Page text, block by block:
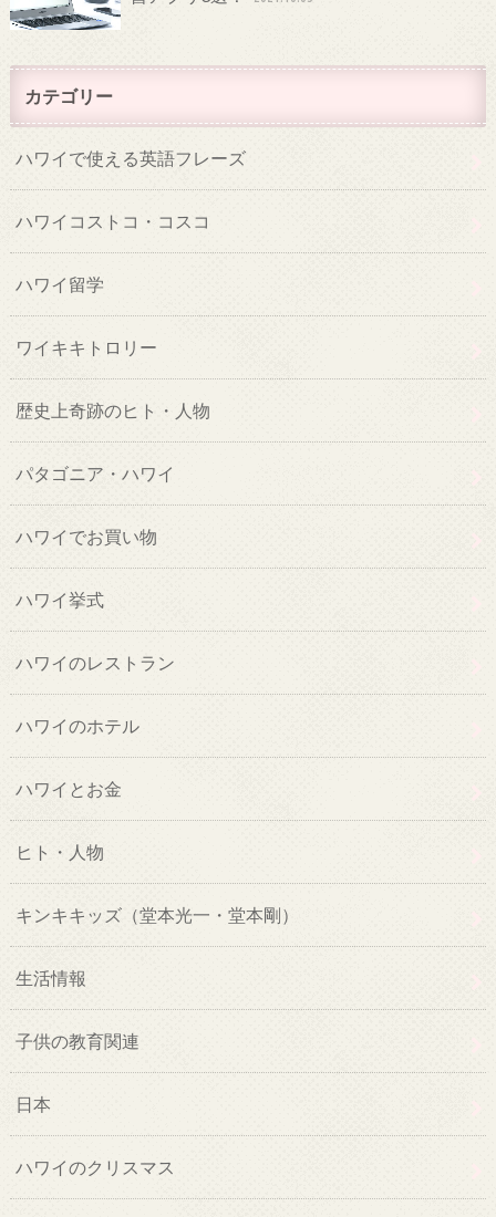
カテゴリー
ハワイで使える英語フレーズ
ハワイコストコ・コスコ
ハワイ留学
ワイキキトロリー
歴史上奇跡のヒト・人物
パタゴニア・ハワイ
ハワイでお買い物
ハワイ挙式
ハワイのレストラン
ハワイのホテル
ハワイとお金
ヒト・人物
キンキキッズ（堂本光一・堂本剛）
生活情報
子供の教育関連
日本
ハワイのクリスマス